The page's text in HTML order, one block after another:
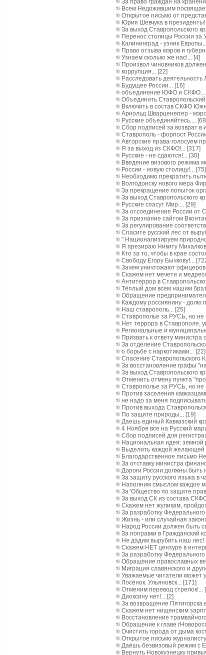
За право граждан на
Всем Недожившим
Открытое письмо от
Юрия Шевчука в
За выход Ставропольского
Перенос столицы России за
Калининград - узник
Право отзыва мэров и
Узнаем сколько же нас!... [4]
Произвол чиновников
коррупция... [22]
Расследовать деятельность
Будущее России... [16]
объединение ЮФО и СКФО...
Объединить
Включить в состав СКФО
Арнольд Шварценеггер -
Русские объединяйтесь....
Сбор подписей за возврат в
Ставрополь - форпост
Авторские права-голосуем
Я за выход из СКФО!... [317]
Русские - не сдаются!... [30]
Введение визового режима
России - новую столицу!... [75]
Необходимо прекратить
Волгодонску нового мера
За прекращение попыток
За выход Ставропольского
Русские спасут Мир.... [29]
За отсоединение России от
За признание сайтом
За регулирование
Спасите русский лес от
" Национализируем
Я презираю Никиту
Кто за то, чтобы в крае
Свободу Егору Бычкову!...
Зачем уничтожают
Скажем нет мечети и
Антитеррор в
Тёплый дом всем нашим
Обращение
Каждому россиянину - долю
Наш ставрополь... [25]
Ставрополье за РУСЬ, но не
Нет террора в Ставрополе,
Региональные и
Призвать к ответу
За отделение
о борьбе с наркотиками... [22]
Спасение Ставропольского
За восстановление графы
За выход Ставропольского
Отменить отмену пункта
Ставрополье за РУСЬ, но не
Против заселения
не надо за меня
Против выхода
По защите природы... [19]
Даешь единый Кавказский
4 Ноября все на Русский
Сбор подписей для
Национальная идея: земной
Выделить каждой желающей
Благодарственное письмо
За отставку министра
Дороги России должны быть
За защиту русского языка в
Наполним смыслом каждое
За 'Общество по защите
За выход СК из состава
Скажем нет жуликам,
За разработку
Жизнь - или случайная
Народ России должен быть
За поправки в Гражданский
Не дадим вырубить наш лес!
Скажем НЕТ цензуре в
За разработку
Обращение православных
Миграция славянского и
Уважаемые читатели может
Лосёнок. Ульяновск... [171]
Отменим перевод стрелок!...
Диоксину нет!... [2]
За возвращение Пятигорска
Скажем нет нищенским
Восстановление
Обращение к главе
Очистить города от дыма
Открытое письмо
Даёшь безвизовый режим с
Вернуть Новокузнецку